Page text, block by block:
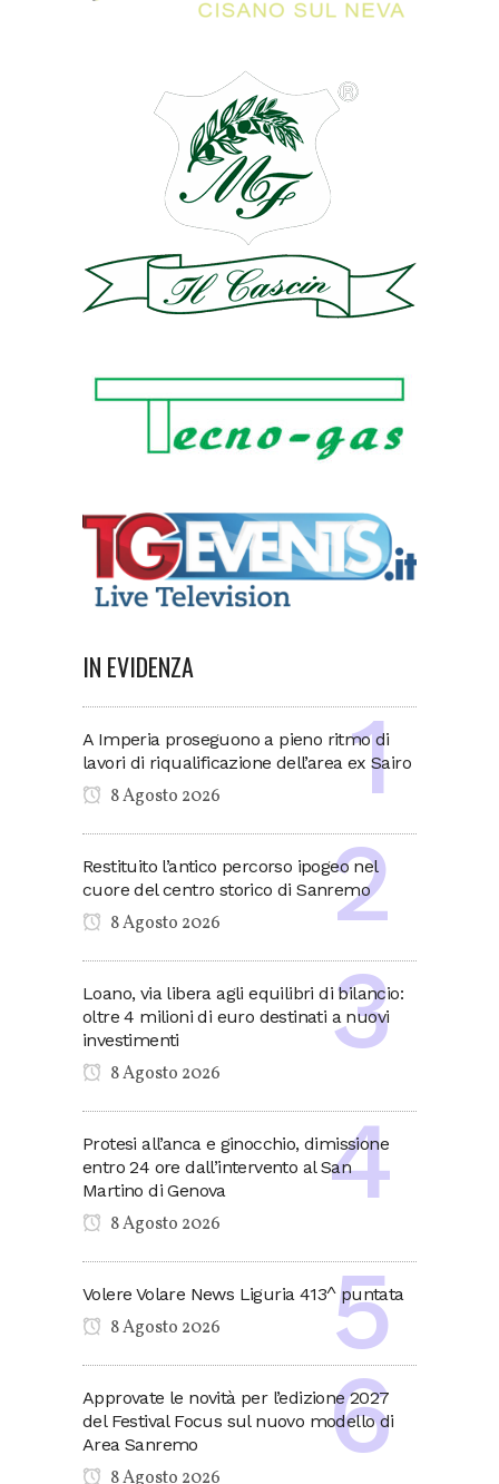
IN EVIDENZA
A Imperia proseguono a pieno ritmo di
lavori di riqualificazione dell’area ex Sairo
8 Agosto 2026
Restituito l’antico percorso ipogeo nel
cuore del centro storico di Sanremo
8 Agosto 2026
Loano, via libera agli equilibri di bilancio:
oltre 4 milioni di euro destinati a nuovi
investimenti
8 Agosto 2026
Protesi all’anca e ginocchio, dimissione
entro 24 ore dall’intervento al San
Martino di Genova
8 Agosto 2026
Volere Volare News Liguria 413^ puntata
8 Agosto 2026
Approvate le novità per l’edizione 2027
del Festival Focus sul nuovo modello di
Area Sanremo
8 Agosto 2026